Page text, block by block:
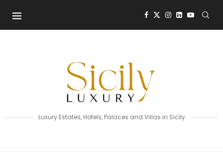
Luxury Estates, Hotels, Palaces and Villas in Sicily